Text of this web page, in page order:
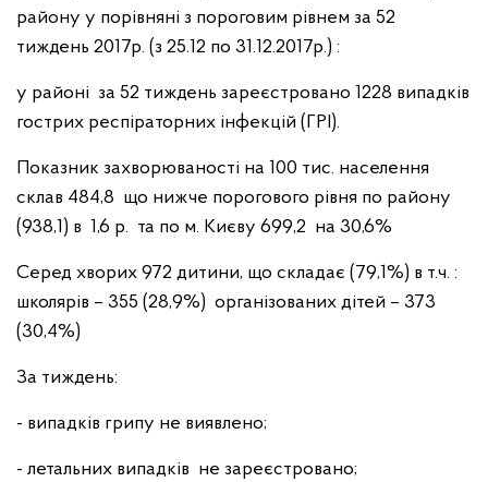
району у порівняні з пороговим рівнем за 52
тиждень 2017р. (з 25.12 по 31.12.2017р.) :
у районі за 52 тиждень зареєстровано 1228 випадків
гострих респіраторних інфекцій (ГРІ).
Показник захворюваності на 100 тис. населення
склав 484,8 що нижче порогового рівня по району
(938,1) в 1,6 р. та по м. Києву 699,2 на 30,6%
Серед хворих 972 дитини, що складає (79,1%) в т.ч. :
школярів – 355 (28,9%) організованих дітей – 373
(30,4%)
За тиждень:
- випадків грипу не виявлено;
- летальних випадків не зареєстровано;